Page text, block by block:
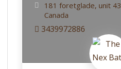
181 foretglade, unit 43
Canada
3439972886